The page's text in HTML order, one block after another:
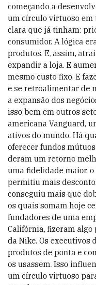
começando a
um círculo virtuoso em
clara que já tinham:
consumidor. A lógica
produtos. E, assim,
expandir a loja. E
mesmo custo fixo. E
e se retroalimentar de
a expansão dos
isso bem em outros
americana Vanguard,
ativos do mundo. Há
oferecer fundos
deram um retorno
uma fidelidade maior,
permitiu mais
conseguiu mais que
os quais somam hoje
fundadores de uma
Califórnia, fizeram
da Nike. Os executivos
produtos de ponta e
os usassem. Isso
um círculo virtuoso